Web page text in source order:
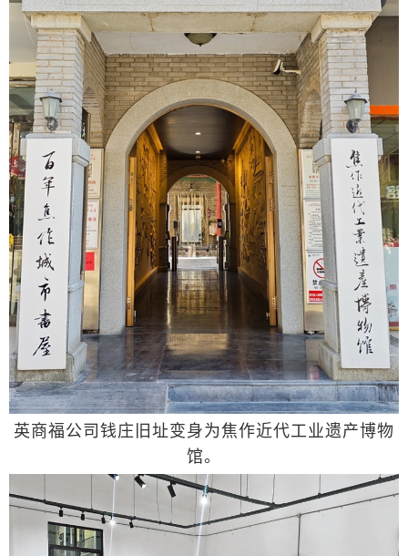
英商福公司钱庄旧址变身为焦作近代工业遗产博物
馆。